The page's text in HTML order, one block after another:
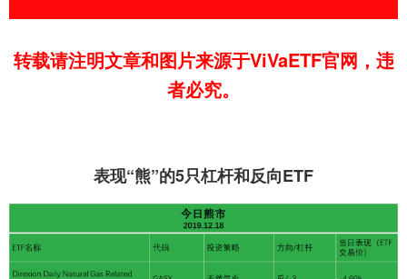
转载请注明文章和图片来源于ViVaETF官网，违
者必究。
表现“熊”的5只杠杆和反向ETF